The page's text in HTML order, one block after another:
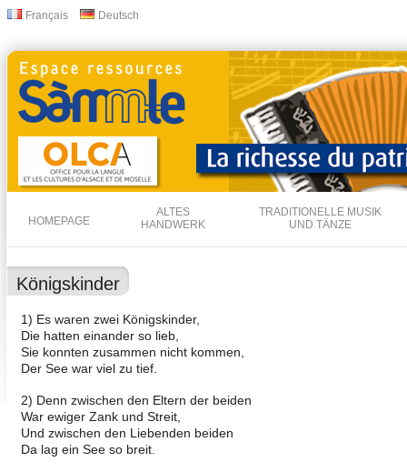
Français Deutsch
HOMEPAGE
ALTES
HANDWERK
TRADITIONELLE MUSIK
UND TÄNZE
Königskinder
1) Es waren zwei Königskinder,
Die hatten einander so lieb,
Sie konnten zusammen nicht kommen,
Der See war viel zu tief.
2) Denn zwischen den Eltern der beiden
War ewiger Zank und Streit,
Und zwischen den Liebenden beiden
Da lag ein See so breit.